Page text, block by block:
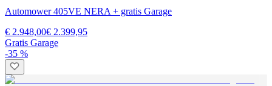
Automower 405VE NERA + gratis Garage
€ 2.948,00€ 2.399,95
Gratis Garage
-35 %